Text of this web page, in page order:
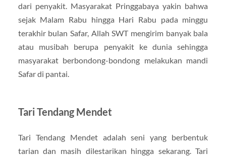
dari penyakit. Masyarakat Pringgabaya yakin bahwa
sejak Malam Rabu hingga Hari Rabu pada minggu
terakhir bulan Safar, Allah SWT mengirim banyak bala
atau musibah berupa penyakit ke dunia sehingga
masyarakat berbondong-bondong melakukan mandi
Safar di pantai.
Tari Tendang Mendet
Tari Tendang Mendet adalah seni yang berbentuk
tarian dan masih dilestarikan hingga sekarang. Tari